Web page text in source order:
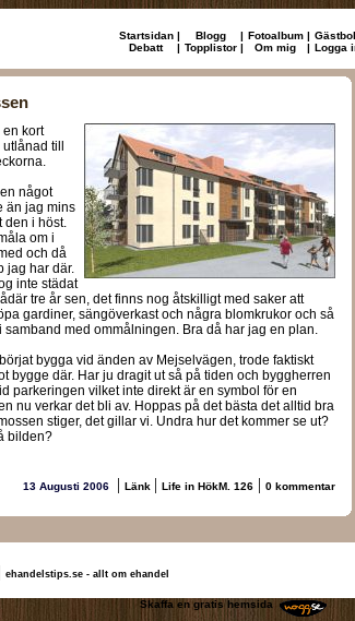
Startsidan | Blogg | Fotoalbum |
Debatt
| Topplistor | Om mig | Logga
en kort
till
något
än jag mins
den i höst.
om i
och då
jag har där.
inte städat
tre år sen, det finns nog åtskilligt med saker att
gardiner, sängöverkast och några blomkrukor och så
samband med ommålningen. Bra då har jag en plan.
bygga vid änden av Mejselvägen, trode faktiskt
bygge där. Har ju dragit ut så på tiden och byggherren
parkeringen vilket inte direkt är en symbol för en
nu verkar det bli av. Hoppas på det bästa det alltid bra
stiger, det gillar vi. Undra hur det kommer se ut?
bilden?
13 Augusti 2006 | Länk | Life in HökM. 126 | 0 kommentar
ehandelstips.se - allt om ehandel
Skaffa en gratis hemsida